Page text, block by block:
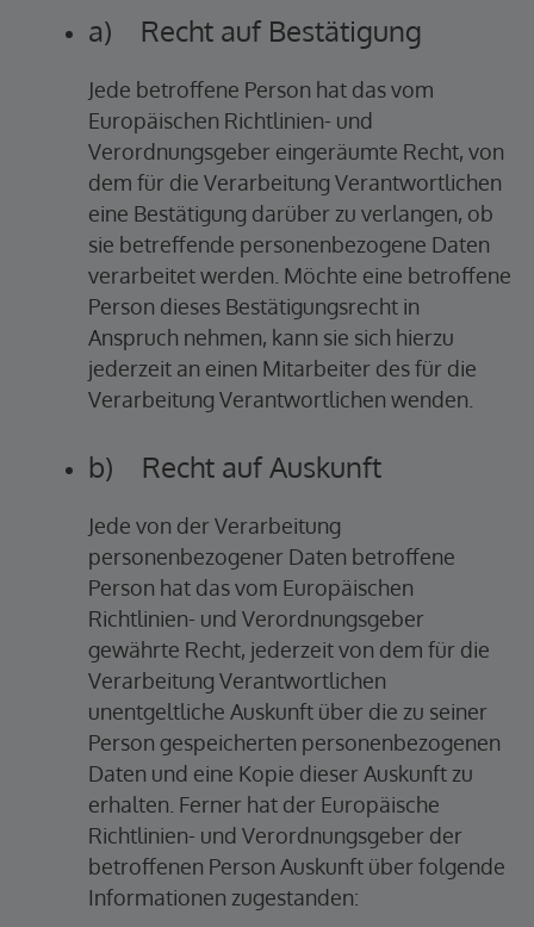
a) Recht auf Bestätigung
Jede betroffene Person hat das vom
Europäischen Richtlinien- und
Verordnungsgeber eingeräumte Recht, von
dem für die Verarbeitung Verantwortlichen
eine Bestätigung darüber zu verlangen, ob
sie betreffende personenbezogene Daten
verarbeitet werden. Möchte eine betroffene
Person dieses Bestätigungsrecht in
Anspruch nehmen, kann sie sich hierzu
jederzeit an einen Mitarbeiter des für die
Verarbeitung Verantwortlichen wenden.
b) Recht auf Auskunft
Jede von der Verarbeitung
personenbezogener Daten betroffene
Person hat das vom Europäischen
Richtlinien- und Verordnungsgeber
gewährte Recht, jederzeit von dem für die
Verarbeitung Verantwortlichen
unentgeltliche Auskunft über die zu seiner
Person gespeicherten personenbezogenen
Daten und eine Kopie dieser Auskunft zu
erhalten. Ferner hat der Europäische
Richtlinien- und Verordnungsgeber der
betroffenen Person Auskunft über folgende
Informationen zugestanden: